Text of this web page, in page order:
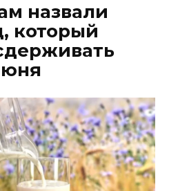
назвали
который